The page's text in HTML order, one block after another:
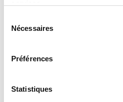
Nécessaires
Préférences
Statistiques